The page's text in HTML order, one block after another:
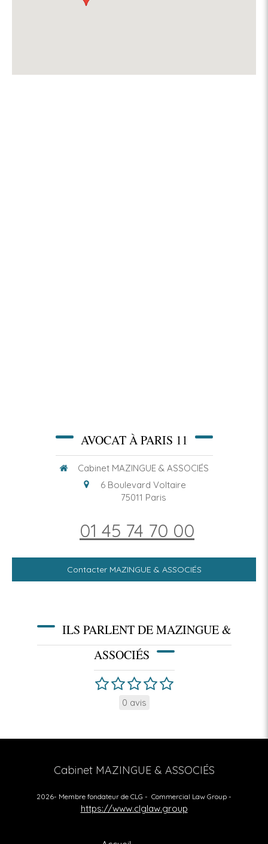
AVOCAT À PARIS 11
Cabinet MAZINGUE & ASSOCIÉS
6 Boulevard Voltaire
75011 Paris
01 45 74 70 00
Contacter MAZINGUE & ASSOCIÉS
ILS PARLENT DE MAZINGUE &
ASSOCIÉS
0 avis
Cabinet MAZINGUE & ASSOCIÉS
2026- Membre fondateur de CLG - Commercial Law Group -
https://www.clglaw.group